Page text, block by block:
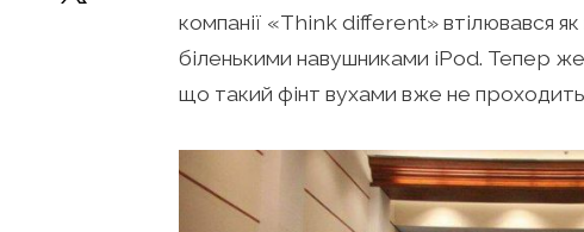
компанії «Think different» втілювався
біленькими навушниками iPod. Тепер же,
що такий фінт вухами вже не